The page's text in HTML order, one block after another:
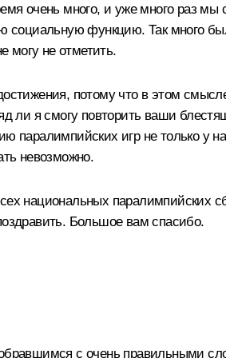
очень много, и уже много раз
социальную функцию. Так много
могу не отметить.
потому что в этом
ли я смогу повторить ваши
паралимпийских игр не только
невозможно.
национальных паралимпийских
Большое вам спасибо.
с очень правильными